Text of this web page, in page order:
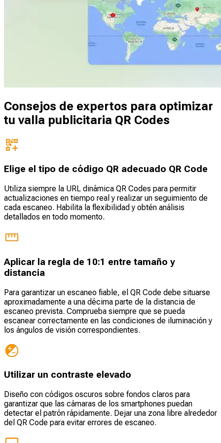
Consejos de expertos para optimizar
tu valla publicitaria QR Codes
Elige el tipo de código QR adecuado QR Code
Utiliza siempre la URL dinámica QR Codes para permitir
actualizaciones en tiempo real y realizar un seguimiento de
cada escaneo. Habilita la flexibilidad y obtén análisis
detallados en todo momento.
Aplicar la regla de 10:1 entre tamaño y
distancia
Para garantizar un escaneo fiable, el QR Code debe situarse
aproximadamente a una décima parte de la distancia de
escaneo prevista. Comprueba siempre que se pueda
escanear correctamente en las condiciones de iluminación y
los ángulos de visión correspondientes.
Utilizar un contraste elevado
Diseño con códigos oscuros sobre fondos claros para
garantizar que las cámaras de los smartphones puedan
detectar el patrón rápidamente. Dejar una zona libre alrededor
del QR Code para evitar errores de escaneo.